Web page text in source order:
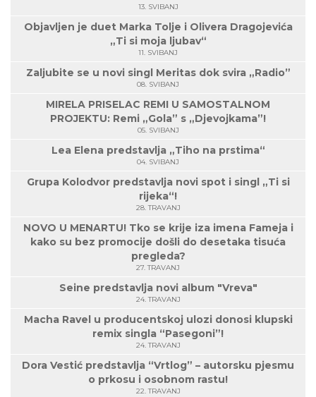
13. SVIBANJ
Objavljen je duet Marka Tolje i Olivera Dragojevića
„Ti si moja ljubav“
11. SVIBANJ
Zaljubite se u novi singl Meritas dok svira „Radio”
08. SVIBANJ
MIRELA PRISELAC REMI U SAMOSTALNOM
PROJEKTU: Remi „Gola” s „Djevojkama”!
05. SVIBANJ
Lea Elena predstavlja „Tiho na prstima“
04. SVIBANJ
Grupa Kolodvor predstavlja novi spot i singl „Ti si
rijeka“!
28. TRAVANJ
NOVO U MENARTU! Tko se krije iza imena Fameja i
kako su bez promocije došli do desetaka tisuća
pregleda?
27. TRAVANJ
Seine predstavlja novi album "Vreva"
24. TRAVANJ
Macha Ravel u producentskoj ulozi donosi klupski
remix singla “Pasegoni”!
24. TRAVANJ
Dora Vestić predstavlja “Vrtlog” – autorsku pjesmu
o prkosu i osobnom rastu!
22. TRAVANJ